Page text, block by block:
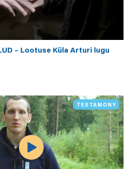
– Lootuse Küla Arturi lugu
TESTAMONY